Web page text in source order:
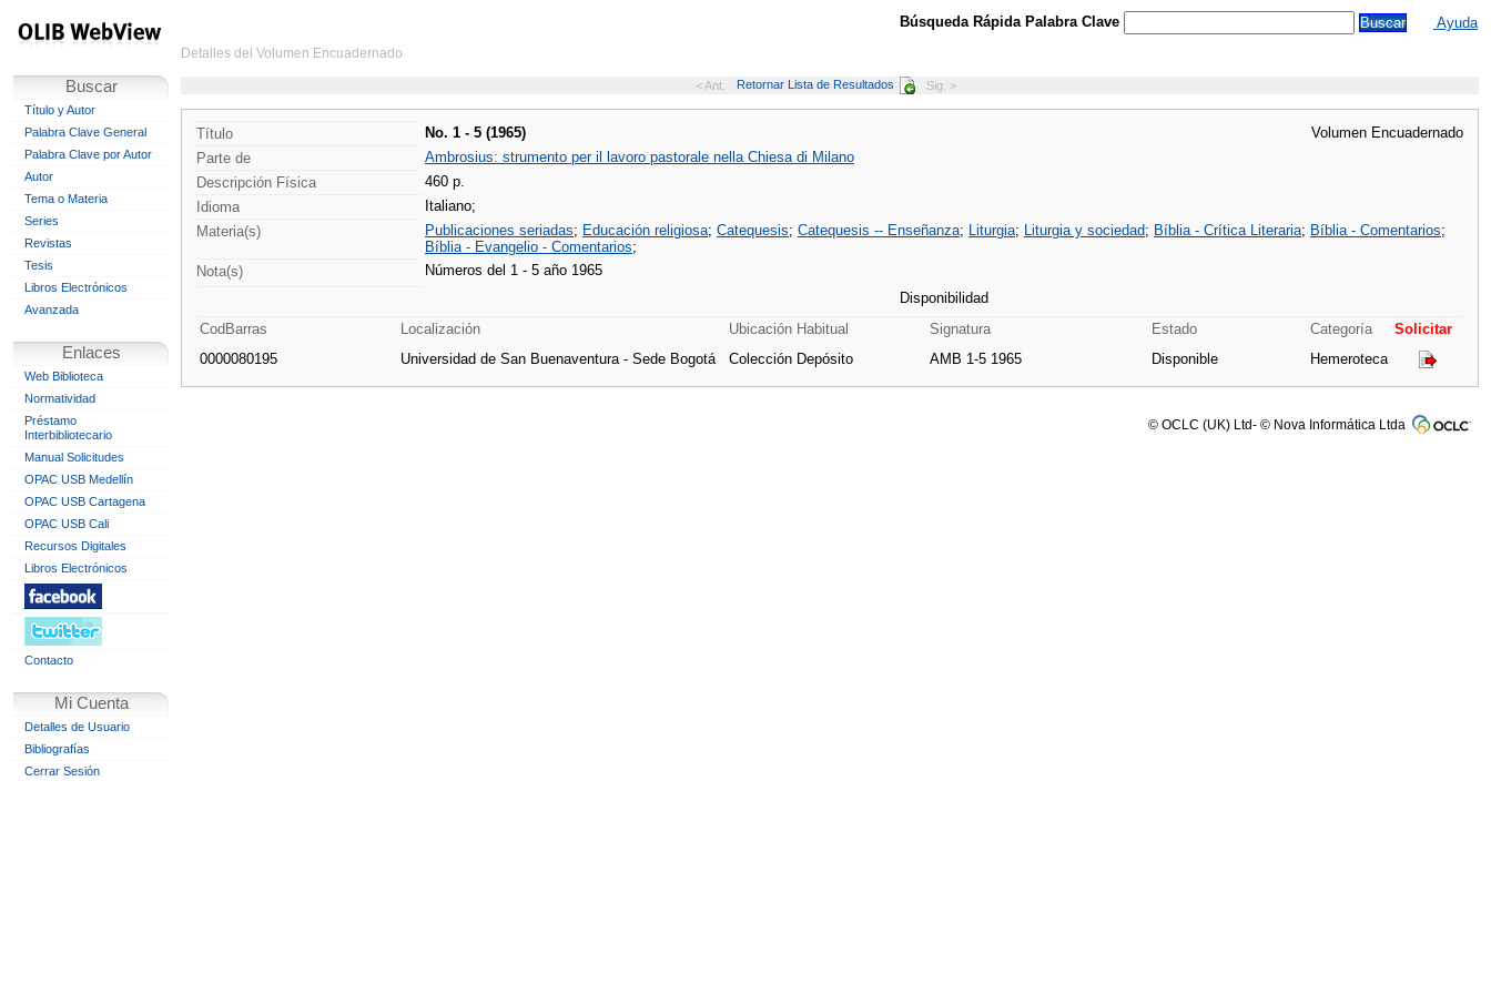
Buscar
Título y Autor
Palabra Clave General
Palabra Clave por Autor
Autor
Tema o Materia
Series
Revistas
Tesis
Libros Electrónicos
Avanzada
Enlaces
Web Biblioteca
Normatividad
Préstamo
Interbibliotecario
Manual Solicitudes
OPAC USB Medellín
OPAC USB Cartagena
OPAC USB Cali
Recursos Digitales
Libros Electrónicos
Contacto
Mi Cuenta
Detalles de Usuario
Bibliografías
Cerrar Sesión
Búsqueda Rápida Palabra Clave Ayuda
Detalles del Volumen Encuadernado
< Ant. Retornar Lista de Resultados Sig. >
Título No. 1 - 5 (1965)
Volumen Encuadernado
Parte de
Ambrosius: strumento per il lavoro pastorale nella Chiesa di Milano
Descripción Física
460 p.
Idioma
Italiano;
Materia(s)
Publicaciones seriadas; Educación religiosa; Catequesis; Catequesis -- Enseñanza; Liturgia; Liturgia y sociedad; Bíblia - Crítica Literaria; Bíblia - Comentarios;
Bíblia - Evangelio - Comentarios;
Nota(s)
Números del 1 - 5 año 1965
Disponibilidad
CodBarras
Localización Ubicación Habitual Signatura Estado Categoría
Solicitar
0000080195
Universidad de San Buenaventura - Sede Bogotá Colección Depósito AMB 1-5 1965 Disponible Hemeroteca
© OCLC (UK) Ltd- © Nova Informática Ltda